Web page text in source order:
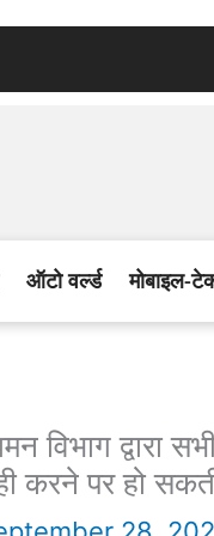
ऑटो वर्ल्ड मोबाइल-
द्वारा सभी
पर हो सकती